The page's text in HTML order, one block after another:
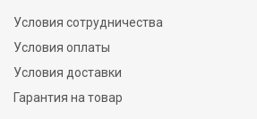
Условия сотрудничества
Условия оплаты
Условия доставки
Гарантия на товар